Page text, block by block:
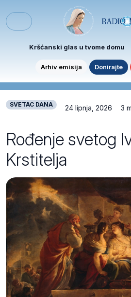
Menu
Kršćanski glas u tvome domu
Arhiv emisija Donirajte
SVETAC DANA 24 lipnja, 2026 3
Rođenje svetog
Krstitelja